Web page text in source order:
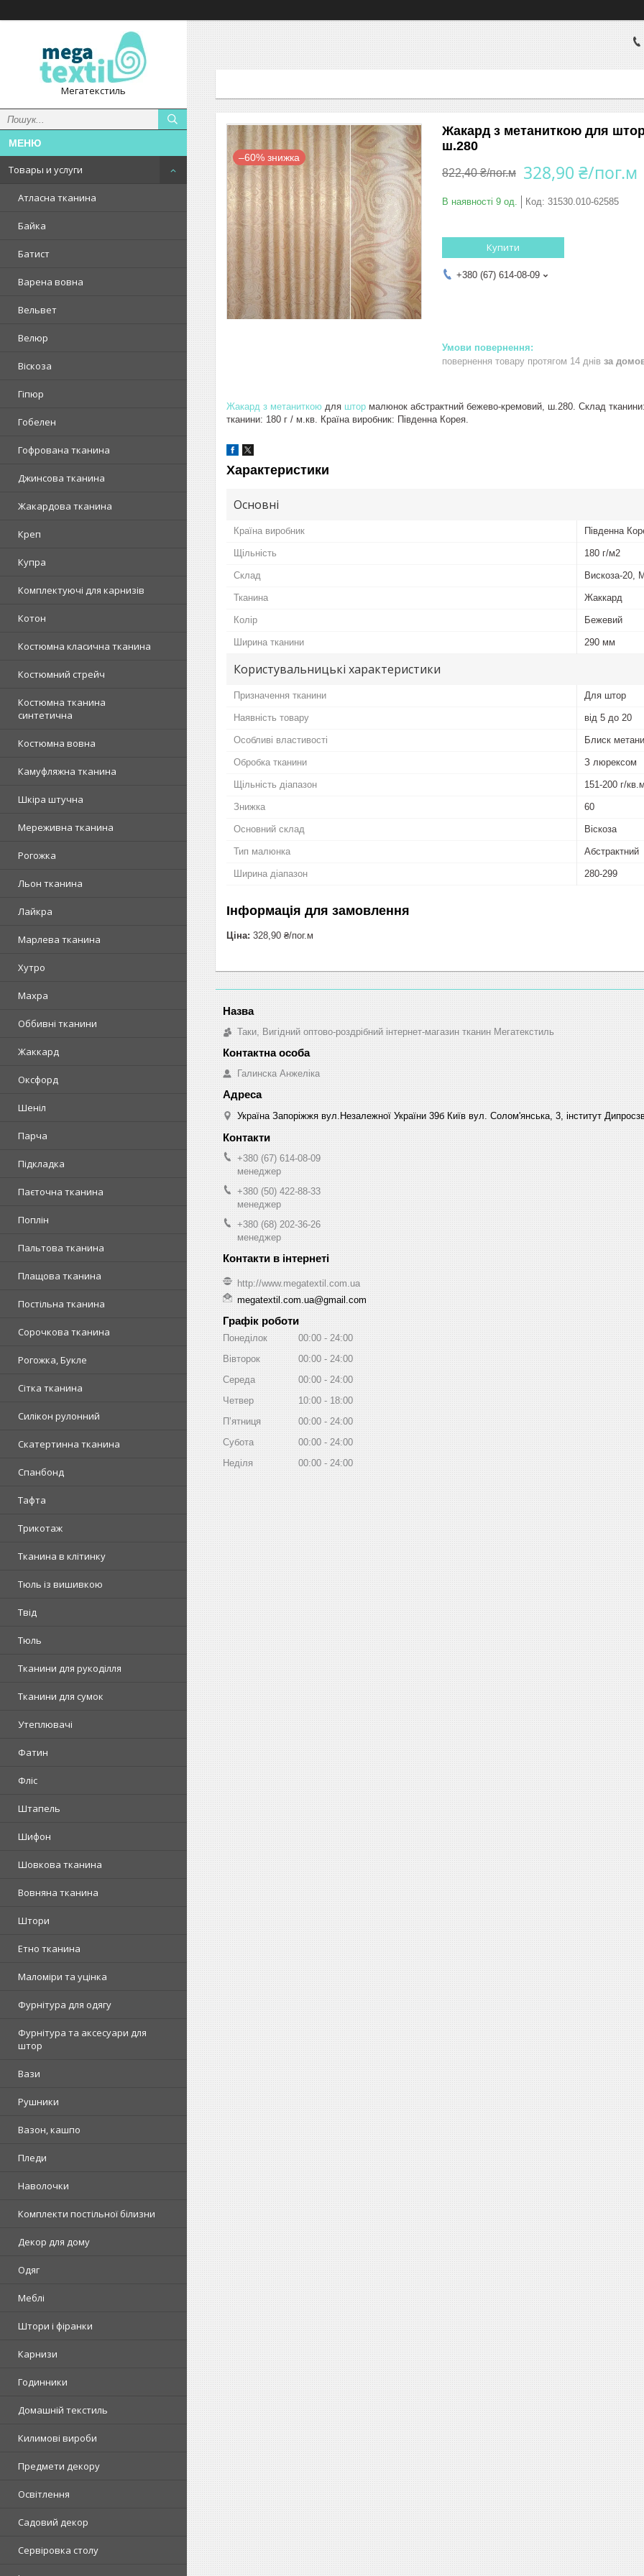
Мегатекстиль
Товары и услуги
Атласна тканина
Байка
Батист
Варена вовна
Вельвет
Велюр
Віскоза
Гіпюр
Гобелен
Гофрована тканина
Джинсова тканина
Жакардова тканина
Креп
Купра
Комплектуючі для карнизів
Котон
Костюмна класична тканина
Костюмний стрейч
Костюмна тканина
синтетична
Костюмна вовна
Камуфляжна тканина
Шкіра штучна
Мереживна тканина
Рогожка
Льон тканина
Лайкра
Марлева тканина
Хутро
Махра
Оббивні тканини
Жаккард
Оксфорд
Шеніл
Парча
Підкладка
Паєточна тканина
Поплін
Пальтова тканина
Плащова тканина
Постільна тканина
Сорочкова тканина
Рогожка, Букле
Сітка тканина
Силікон рулонний
Скатертинна тканина
Спанбонд
Тафта
Трикотаж
Тканина в клітинку
Тюль із вишивкою
Твід
Тюль
Тканини для рукоділля
Тканини для сумок
Утеплювачі
Фатин
Фліс
Штапель
Шифон
Шовкова тканина
Вовняна тканина
Штори
Етно тканина
Маломіри та уцінка
Фурнітура для одягу
Фурнітура та аксесуари для
штор
Вази
Рушники
Вазон, кашпо
Пледи
Наволочки
Комплекти постільної білизни
Декор для дому
Одяг
Меблі
Штори і фіранки
Карнизи
Годинники
Домашній текстиль
Килимові вироби
Предмети декору
Освітлення
Садовий декор
Сервіровка столу
–60%
Жакард з метаниткою для
ш.280
822,40 ₴/пог.м 328,90 ₴/пог.м
В наявності 9 од. Код: 31530.010-62585
Купити
+380 (67) 614-08-09
повернення товару протягом 14 днів за
Жакард з метаниткою для штор малюнок абстрактний бежево-кремовий, ш.280. Склад тканини:
тканини: 180 г / м.кв. Країна виробник: Південна Корея.
Характеристики
Основні
Країна виробник Південна
Щільність 180 г/м2
Склад Вискоза-20,
Тканина Жаккард
Колір Бежевий
Ширина тканини 290 мм
Користувальницькі характеристики
Призначення тканини Для штор
Наявність товару від 5 до 20
Особливі властивості Блиск
Обробка тканини З люрексом
Щільність діапазон 151-200 г/кв.м
Знижка 60
Основний склад Віскоза
Тип малюнка Абстрактний
Ширина діапазон 280-299
Інформація для замовлення
Ціна: 328,90 ₴/пог.м
Таки, Вигідний оптово-роздрібний інтернет-магазин тканин Мегатекстиль
Галинска Анжеліка
Україна Запоріжжя вул.Незалежної України 39б Київ вул. Солом'янська, 3, інститут
+380 (67) 614-08-09
менеджер
+380 (50) 422-88-33
менеджер
+380 (68) 202-36-26
менеджер
http://www.megatextil.com.ua
megatextil.com.ua@gmail.com
Графік роботи
Понеділок 00:00
24:00
Вівторок
00:00
24:00
Середа
00:00
24:00
Четвер
10:00
18:00
Пʼятниця
00:00
24:00
Субота
00:00
24:00
Неділя
00:00 24:00